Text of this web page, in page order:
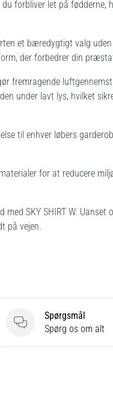
forbliver let på fødderne,
et bæredygtigt valg
der forbedrer din
fremragende
under lavt lys, hvilket
til enhver løbers
for at reducere
SKY SHIRT W. Uanset
på vejen.
Spørgsmål
Spørgsmål
Spørg os om alt